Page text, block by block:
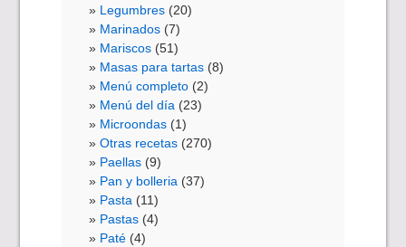
Legumbres (20)
Marinados (7)
Mariscos (51)
Masas para tartas (8)
Menú completo (2)
Menú del día (23)
Microondas (1)
Otras recetas (270)
Paellas (9)
Pan y bolleria (37)
Pasta (11)
Pastas (4)
Paté (4)